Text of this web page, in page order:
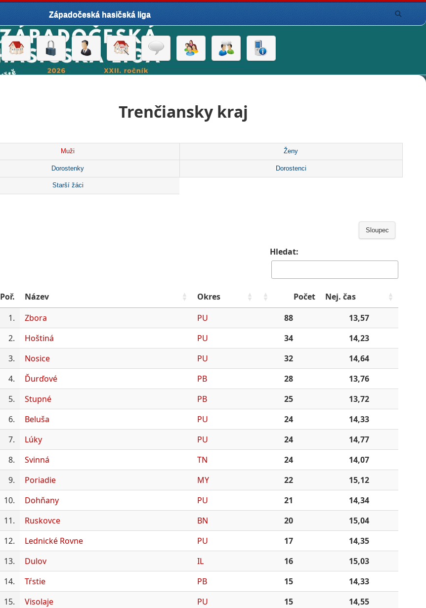
Západočeská hasičská liga
Trenčiansky kraj
Muži Ženy
Dorostenky Dorostenci
Starší žáci
Sloupec
Hledat:
Poř. Název Okres Počet
Nej. čas
1.
Zbora PU 88
13,57
2.
Hoštiná PU 34
14,23
3.
Nosice PU 32
14,64
4.
Ďurďové PB 28
13,76
5.
Stupné PB 25
13,72
6.
Beluša PU 24
14,33
7.
Lúky PU 24
14,77
8.
Svinná TN 24
14,07
9.
Poriadie MY 22
15,12
10.
Dohňany PU 21
14,34
11.
Ruskovce BN 20
15,04
12.
Lednické Rovne PU 17
14,35
13.
Dulov IL 16
15,03
14.
Tŕstie PB 15
14,33
15.
Visolaje PU 15
14,55